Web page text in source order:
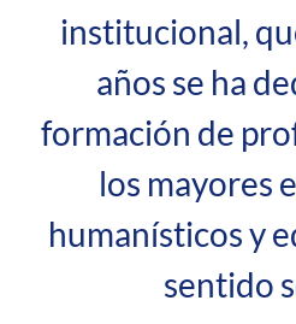
institucional,
años se ha
formación de
los mayores
humanísticos y
sentido